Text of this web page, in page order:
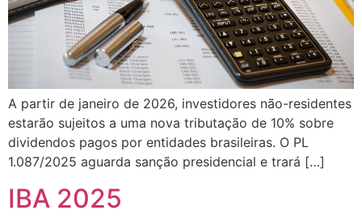
A partir de janeiro de 2026, investidores não-residentes
estarão sujeitos a uma nova tributação de 10% sobre
dividendos pagos por entidades brasileiras. O PL
1.087/2025 aguarda sanção presidencial e trará […]
IBA 2025